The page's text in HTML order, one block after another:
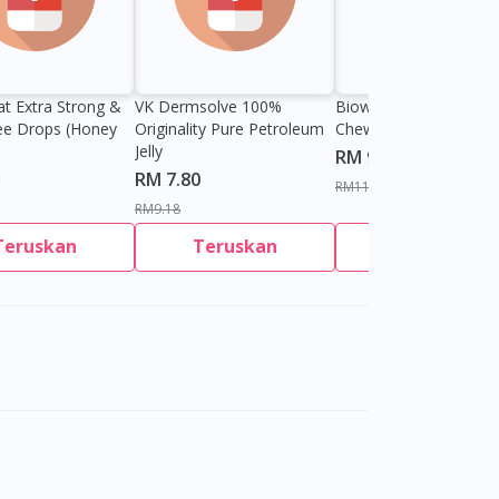
Extra Strong &
Drops (Honey
VK Dermsolve 100%
Originality Pure Petroleum
Jelly
RM 7.80
RM9.18
Teruskan
Biowell Zeero 200mg
Chewable Tablet
RM 9.80
RM11.27